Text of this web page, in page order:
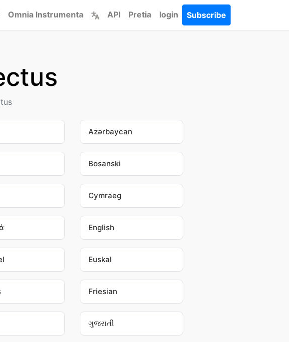
Omnia Instrumenta API Pretia login Subscribe
Azərbaycan
Bosanski
Cymraeg
English
Euskal
Friesian
ગુજરાતી